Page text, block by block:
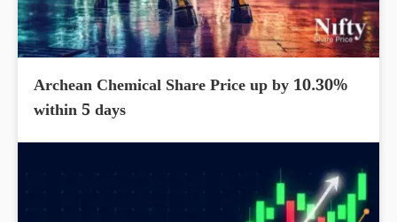
Archean Chemical Share Price up by 10.30%
within 5 days